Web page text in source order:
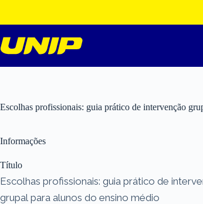
o
conteúdo
Escolhas profissionais: guia prático de intervenção
Informações
Título
Escolhas profissionais: guia prático de
grupal para alunos do ensino médio